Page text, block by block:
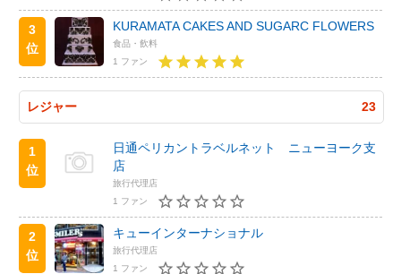
3
位
KURAMATA CAKES AND SUGARC FLOWERS
食品・飲料
1 ファン
レジャー 23
1
位
日通ペリカントラベルネット ニューヨーク支
店
旅行代理店
1 ファン
2
位
キューインターナショナル
旅行代理店
1 ファン